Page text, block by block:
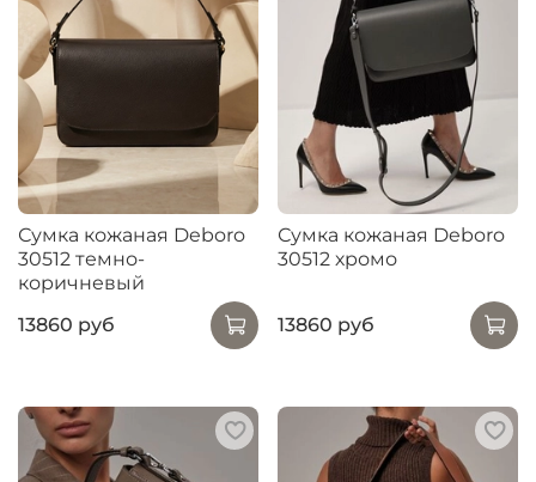
Сумка кожаная Deboro
30512 темно-
коричневый
13860 руб
Сумка кожаная Deboro
30512 хромо
13860 руб